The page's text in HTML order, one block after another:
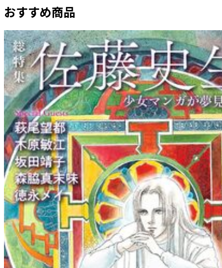
おすすめ商品